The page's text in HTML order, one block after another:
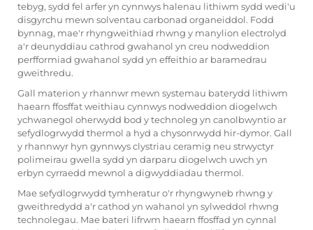
tebyg, sydd fel arfer yn cynnwys halenau lithiwm sydd wedi'u
disgyrchu mewn solventau carbonad organeiddol. Fodd
bynnag, mae'r rhyngweithiad rhwng y manylion electrolyd
a'r deunyddiau cathrod gwahanol yn creu nodweddion
perfformiad gwahanol sydd yn effeithio ar baramedrau
gweithredu.
Gall materion y rhannwr mewn systemau baterydd lithiwm
haearn ffosffat weithiau cynnwys nodweddion diogelwch
ychwanegol oherwydd bod y technoleg yn canolbwyntio ar
sefydlogrwydd thermol a hyd a chysonrwydd hir-dymor. Gall
y rhannwyr hyn gynnwys clystriau ceramig neu strwyctyr
polimeirau gwella sydd yn darparu diogelwch uwch yn
erbyn cyrraedd mewnol a digwyddiadau thermol.
Mae sefydlogrwydd tymheratur o'r rhyngwyneb rhwng y
gweithredydd a'r cathod yn wahanol yn sylweddol rhwng
technolegau. Mae bateri lifrwm haearn ffosffad yn cynnal